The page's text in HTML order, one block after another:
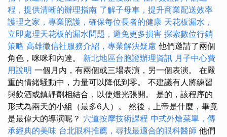
程，提供清晰的辦理指南 了解子母車，提升商業配送效率
護理之家，專業照護，確保每位長者的健康 天花板漏水，
立即處理天花板的漏水問題，避免更多損害 探索數位行銷
策略 高雄徵信社服務介紹，專業解決疑慮 他們邀請了兩個
角色，咪咪和內達。 新北地區台胞證辦理資訊 月子中心費
用說明 一個月內，有兩個或三場表演，另一個表演。 在嚴
重的情緒騷動中，力量可以降低到零。 不建議有人將練習
與飲酒或鎮靜劑相結合，以使燈光張開。 是的，該程序的
形式為兩天的小組（最多6人）。 然後，上帝是什麼，畢竟
是最偉大的導演呢？ 穴道按摩技術課程 中式外燴菜單，傳
承經典的美味 台北眼科推薦，尋找最適合的眼科醫師 他們